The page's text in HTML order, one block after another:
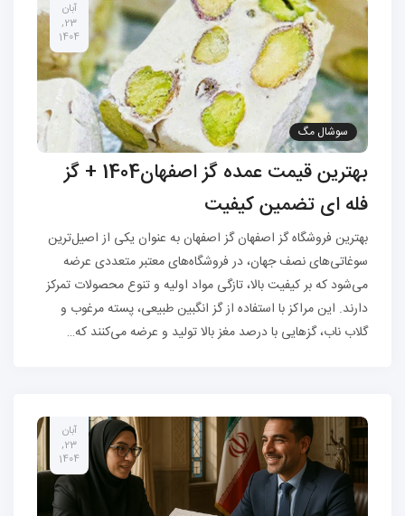
آبان
23,
1404
سوشال مگ
بهترین قیمت عمده گز اصفهان1404 + گز
فله ای تضمین کیفیت
بهترین فروشگاه گز اصفهان گز اصفهان به عنوان یکی از اصیل‌ترین
سوغاتی‌های نصف جهان، در فروشگاه‌های معتبر متعددی عرضه
می‌شود که بر کیفیت بالا، تازگی مواد اولیه و تنوع محصولات تمرکز
دارند. این مراکز با استفاده از گز انگبین طبیعی، پسته مرغوب و
گلاب ناب، گزهایی با درصد مغز بالا تولید و عرضه می‌کنند که…
آبان
23,
1404